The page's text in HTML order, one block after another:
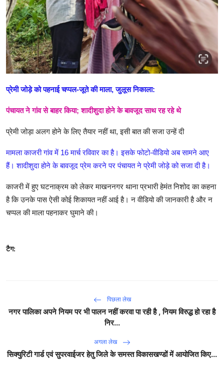
प्रेमी जोड़े को पहनाई चप्पल-जूते की माला, जुलूस निकाला:
पंचायत ने गांव से बाहर किया; शादीशुदा होने के बावजूद साथ रह रहे थे
प्रेमी जोड़ा अलग होने के लिए तैयार नहीं था, इसी बात की सजा उन्हें दी
मामला काजरी गांव में 16 मार्च रविवार का है। इसके फोटो-वीडियो अब सामने आए
हैं। शादीशुदा होने के बावजूद प्रेम करने पर पंचायत ने प्रेमी जोड़े को सजा दी है।
काजरी में हुए घटनाक्रम को लेकर माखननगर थाना प्रभारी हेमंत निशोद का कहना
है कि उनके पास ऐसी कोई शिकायत नहीं आई है। न वीडियो की जानकारी है और न
चप्पल की माला पहनाकर घुमाने की।
टैग:
पिछला लेख
नगर पालिका अपने नियम पर भी पालन नहीं करवा पा रही है , नियम विरुद्ध हो रहा है
निर...
अगला लेख
सिक्‍युरिटी गार्ड एवं सुपरवाईजर हेतु जिले के समस्‍त विकासखण्‍डों में आयोजित किए...